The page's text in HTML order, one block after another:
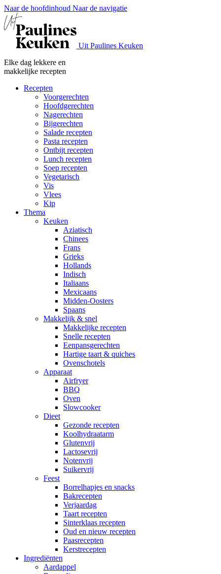
Naar de hoofdinhoud Naar de navigatie
Uit Paulines Keuken
Elke dag lekkere en
makkelijke recepten
Recepten
Voorgerechten
Hoofdgerechten
Nagerechten
Bijgerechten
Salade recepten
Pasta recepten
Ontbijt recepten
Lunch recepten
Soep recepten
Vegetarisch
Vis
Vlees
Kip
Thema
Keuken
Aziatisch
Chinees
Frans
Grieks
Hollands
Indisch
Italiaans
Mexicaans
Midden-Oosters
Spaans
Makkelijk & snel
Makkelijke recepten
Snelle recepten
Eenpansgerechten
Hartige taart & quiches
Ovenschotels
Apparaat
Airfryer
BBQ
Oven
Slowcooker
Dieet
Gezonde recepten
Koolhydraatarm
Glutenvrij
Lactosevrij
Notenvrij
Suikervrij
Feest
Borrelhapjes en snacks
Bakrecepten
Verjaardag
Taart recepten
Sinterklaas recepten
Oud en nieuw recepten
Paasrecepten
Kerstrecepten
Ingrediënten
Aardappel